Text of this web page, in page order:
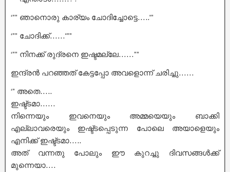
‘”” ഞാനൊരു കാര്യം ചോദിച്ചോട്ടെ…..'”
‘”” ചോദിക്ക്……'””
‘”” നിനക്ക് രുദ്രനെ ഇഷ്ടമല്ലേ……””
ഇന്ദ്രൻ പറഞ്ഞത് കേട്ടപ്പോ അവളൊന്ന് ചരിച്ചു……
‘” അതെ…..
ഇഷ്ട്ടമാ……
നിന്നെയും ഇവനെയും അമ്മയെയും ബാക്കി
എല്ലാവരെയും ഇഷ്ട്ടപ്പെടുന്ന പോലെ അയാളെയും
എനിക്ക് ഇഷ്ട്ടമാ…..
അത് വന്നതു പോലും ഈ കുറച്ചു ദിവസങ്ങൾക്ക്
മുന്നെയാ….